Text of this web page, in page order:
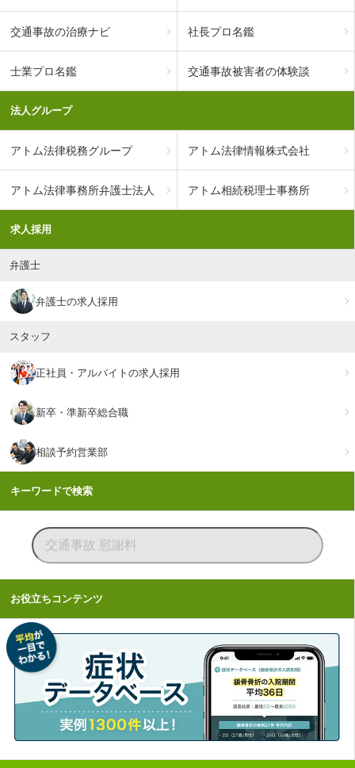
交通事故の治療ナビ 社長プロ名鑑
士業プロ名鑑 交通事故被害者の体験談
法人グループ
アトム法律税務グループ アトム法律情報株式会社
アトム法律事務所弁護士法人 アトム相続税理士事務所
求人採用
弁護士
弁護士の求人採用
スタッフ
正社員・アルバイトの求人採用
新卒・準新卒総合職
相談予約営業部
キーワードで検索
お役立ちコンテンツ